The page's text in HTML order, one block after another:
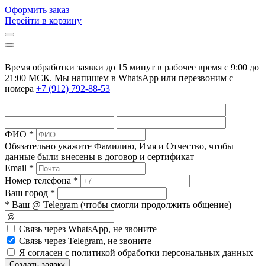
Оформить заказ
Перейти в корзину
Время обработки заявки до 15 минут в рабочее время c 9:00 до
21:00 МСК. Мы напишем в WhatsApp или перезвоним с
номера +7 (912) 792-88-53
ФИО *
Обязательно укажите Фамилию, Имя и Отчество, чтобы
данные были внесены в договор и сертификат
Email *
Номер телефона *
Ваш город *
* Ваш @ Telegram (чтобы смогли продолжить общение)
Cвязь через WhatsApp, не звоните
Cвязь через Telegram, не звоните
Я согласен с политикой обработки персональных данных